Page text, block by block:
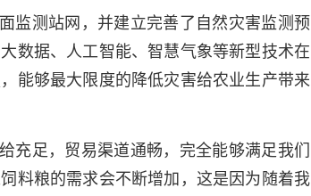
监测站网，并建立完善了自然灾害监测预
数据、人工智能、智慧气象等新型技术在
能够最大限度的降低灾害给农业生产带来
充足，贸易渠道通畅，完全能够满足我们
料粮的需求会不断增加，这是因为随着我